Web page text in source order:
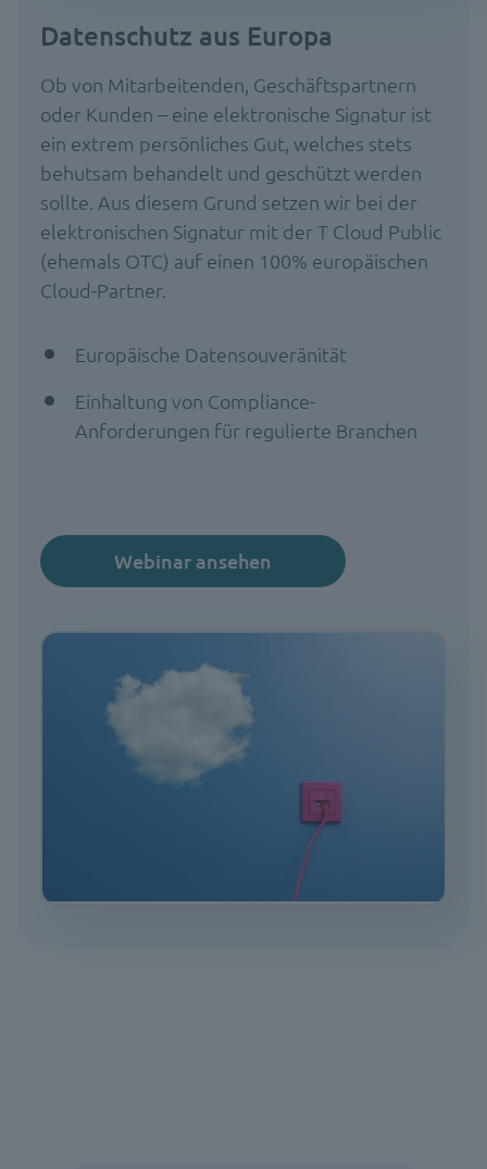
Datenschutz aus Europa
Ob von Mitarbeitenden, Geschäftspartnern
oder Kunden – eine elektronische Signatur ist
ein extrem persönliches Gut, welches stets
behutsam behandelt und geschützt werden
sollte. Aus diesem Grund setzen wir bei der
elektronischen Signatur mit der T Cloud Public
(ehemals OTC) auf einen 100% europäischen
Cloud-Partner.
Europäische Datensouveränität
Einhaltung von Compliance-
Anforderungen für regulierte Branchen
Webinar ansehen